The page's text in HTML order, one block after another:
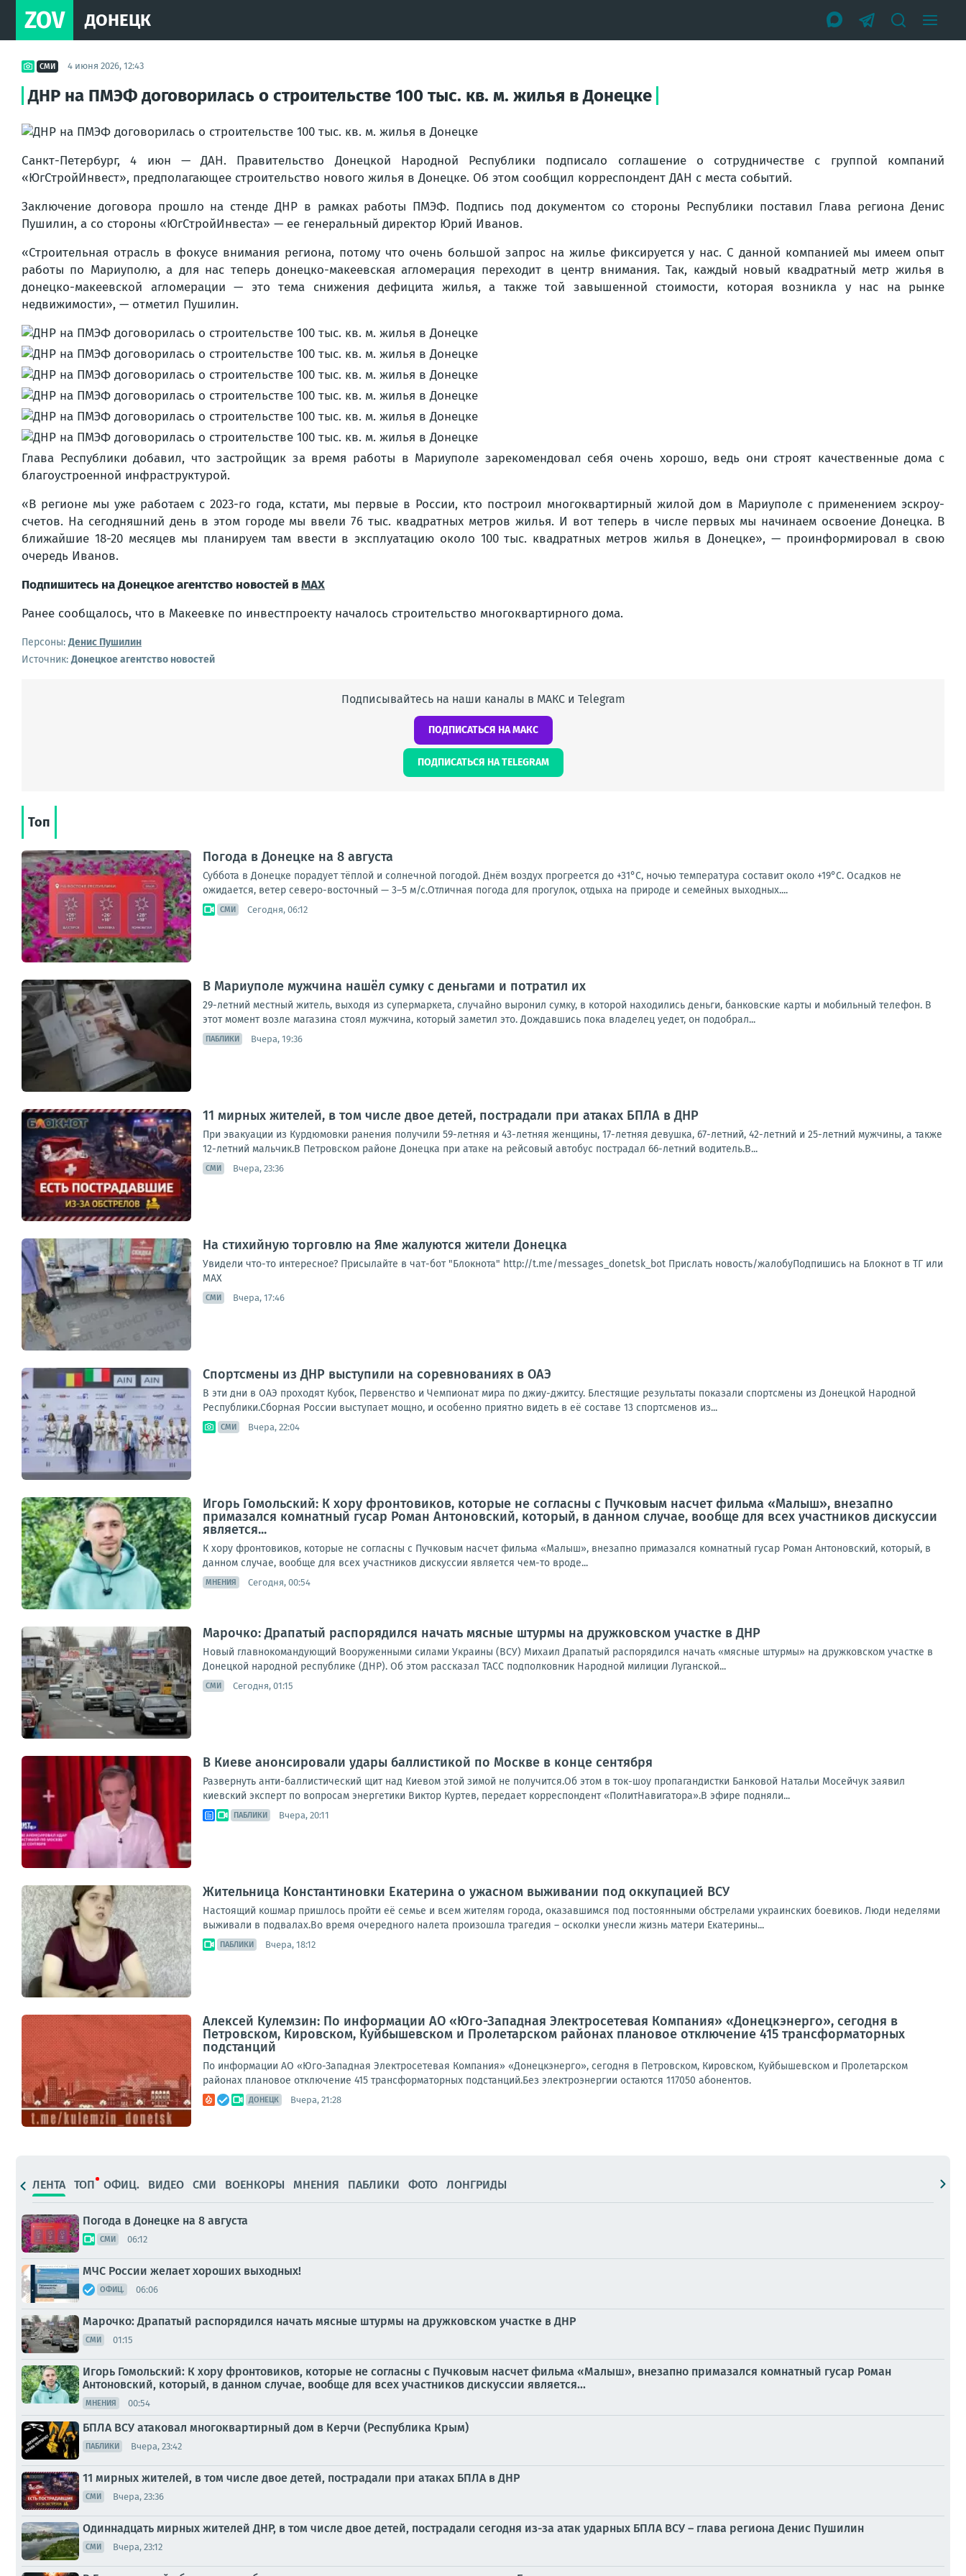
ZOV ДОНЕЦК
СМИ 4 июня 2026, 12:43
ДНР на ПМЭФ договорилась о строительстве 100 тыс. кв. м. жилья в Донецке
Санкт-Петербург, 4 июн — ДАН. Правительство Донецкой Народной Республики подписало соглашение о сотрудничестве с группой компаний
«ЮгСтройИнвест», предполагающее строительство нового жилья в Донецке. Об этом сообщил корреспондент ДАН с места событий.
Заключение договора прошло на стенде ДНР в рамках работы ПМЭФ. Подпись под документом со стороны Республики поставил Глава региона Денис
Пушилин, а со стороны «ЮгСтройИнвеста» — ее генеральный директор Юрий Иванов.
«Строительная отрасль в фокусе внимания региона, потому что очень большой запрос на жилье фиксируется у нас. С данной компанией мы имеем опыт
работы по Мариуполю, а для нас теперь донецко-макеевская агломерация переходит в центр внимания. Так, каждый новый квадратный метр жилья в
донецко-макеевской агломерации — это тема снижения дефицита жилья, а также той завышенной стоимости, которая возникла у нас на рынке
недвижимости», — отметил Пушилин.
Глава Республики добавил, что застройщик за время работы в Мариуполе зарекомендовал себя очень хорошо, ведь они строят качественные дома с
благоустроенной инфраструктурой.
«В регионе мы уже работаем с 2023-го года, кстати, мы первые в России, кто построил многоквартирный жилой дом в Мариуполе с применением эскроу-
счетов. На сегодняшний день в этом городе мы ввели 76 тыс. квадратных метров жилья. И вот теперь в числе первых мы начинаем освоение Донецка. В
ближайшие 18-20 месяцев мы планируем там ввести в эксплуатацию около 100 тыс. квадратных метров жилья в Донецке», — проинформировал в свою
очередь Иванов.
Подпишитесь на Донецкое агентство новостей вMAX
Ранее сообщалось, что в Макеевке по инвестпроекту началось строительство многоквартирного дома.
Персоны: Денис Пушилин
Источник:Донецкое агентство новостей
Подписывайтесь на наши каналы в МАКС и Telegram
ПОДПИСАТЬСЯ НА МАКС
ПОДПИСАТЬСЯ НА TELEGRAM
Топ
Погода в Донецке на 8 августа
Суббота в Донецке порадует тёплой и солнечной погодой. Днём воздух прогреется до +31°C, ночью температура составит около +19°C. Осадков не
ожидается, ветер северо-восточный — 3–5 м/с.Отличная погода для прогулок, отдыха на природе и семейных выходных....
СМИ Сегодня, 06:12
В Мариуполе мужчина нашёл сумку с деньгами и потратил их
29-летний местный житель, выходя из супермаркета, случайно выронил сумку, в которой находились деньги, банковские карты и мобильный телефон. В
этот момент возле магазина стоял мужчина, который заметил это. Дождавшись пока владелец уедет, он подобрал...
ПАБЛИКИ Вчера, 19:36
11 мирных жителей, в том числе двое детей, пострадали при атаках БПЛА в ДНР
При эвакуации из Курдюмовки ранения получили 59-летняя и 43-летняя женщины, 17-летняя девушка, 67-летний, 42-летний и 25-летний мужчины, а также
12-летний мальчик.В Петровском районе Донецка при атаке на рейсовый автобус пострадал 66-летний водитель.В...
СМИ Вчера, 23:36
На стихийную торговлю на Яме жалуются жители Донецка
Увидели что-то интересное? Присылайте в чат-бот "Блокнота" http://t.me/messages_donetsk_bot Прислать новость/жалобуПодпишись на Блокнот в ТГ или
МАХ
СМИ Вчера, 17:46
Спортсмены из ДНР выступили на соревнованиях в ОАЭ
В эти дни в ОАЭ проходят Кубок, Первенство и Чемпионат мира по джиу-джитсу. Блестящие результаты показали спортсмены из Донецкой Народной
Республики.Сборная России выступает мощно, и особенно приятно видеть в её составе 13 спортсменов из...
СМИ Вчера, 22:04
Игорь Гомольский: К хору фронтовиков, которые не согласны с Пучковым насчет фильма «Малыш», внезапно
примазался комнатный гусар Роман Антоновский, который, в данном случае, вообще для всех участников дискуссии
является...
К хору фронтовиков, которые не согласны с Пучковым насчет фильма «Малыш», внезапно примазался комнатный гусар Роман Антоновский, который, в
данном случае, вообще для всех участников дискуссии является чем-то вроде...
МНЕНИЯ Сегодня, 00:54
Марочко: Драпатый распорядился начать мясные штурмы на дружковском участке в ДНР
Новый главнокомандующий Вооруженными силами Украины (ВСУ) Михаил Драпатый распорядился начать «мясные штурмы» на дружковском участке в
Донецкой народной республике (ДНР). Об этом рассказал ТАСС подполковник Народной милиции Луганской...
СМИ Сегодня, 01:15
В Киеве анонсировали удары баллистикой по Москве в конце сентября
Развернуть анти-баллистический щит над Киевом этой зимой не получится.Об этом в ток-шоу пропагандистки Банковой Натальи Мосейчук заявил
киевский эксперт по вопросам энергетики Виктор Куртев, передает корреспондент «ПолитНавигатора».В эфире подняли...
ПАБЛИКИ Вчера, 20:11
Жительница Константиновки Екатерина о ужасном выживании под оккупацией ВСУ
Настоящий кошмар пришлось пройти её семье и всем жителям города, оказавшимся под постоянными обстрелами украинских боевиков. Люди неделями
выживали в подвалах.Во время очередного налета произошла трагедия – осколки унесли жизнь матери Екатерины...
ПАБЛИКИ Вчера, 18:12
Алексей Кулемзин: По информации АО «Юго-Западная Электросетевая Компания» «Донецкэнерго», сегодня в
Петровском, Кировском, Куйбышевском и Пролетарском районах плановое отключение 415 трансформаторных
подстанций
По информации АО «Юго-Западная Электросетевая Компания» «Донецкэнерго», сегодня в Петровском, Кировском, Куйбышевском и Пролетарском
районах плановое отключение 415 трансформаторных подстанций.Без электроэнергии остаются 117050 абонентов.
ДОНЕЦК Вчера, 21:28
ЛЕНТА ТОП ОФИЦ. ВИДЕО СМИ ВОЕНКОРЫ МНЕНИЯ ПАБЛИКИ ФОТО ЛОНГРИДЫ
Погода в Донецке на 8 августа
СМИ 06:12
МЧС России желает хороших выходных!
ОФИЦ. 06:06
Марочко: Драпатый распорядился начать мясные штурмы на дружковском участке в ДНР
СМИ 01:15
Игорь Гомольский: К хору фронтовиков, которые не согласны с Пучковым насчет фильма «Малыш», внезапно примазался комнатный гусар Роман
Антоновский, который, в данном случае, вообще для всех участников дискуссии является...
МНЕНИЯ 00:54
БПЛА ВСУ атаковал многоквартирный дом в Керчи (Республика Крым)
ПАБЛИКИ Вчера, 23:42
11 мирных жителей, в том числе двое детей, пострадали при атаках БПЛА в ДНР
СМИ Вчера, 23:36
Одиннадцать мирных жителей ДНР, в том числе двое детей, пострадали сегодня из-за атак ударных БПЛА ВСУ – глава региона Денис Пушилин
СМИ Вчера, 23:12